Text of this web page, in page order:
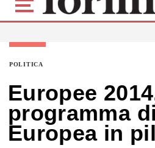
POLITICA
Europee
programma
Europea in